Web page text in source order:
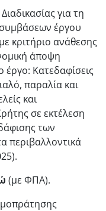
για τη
έργου
κριτήριο ανάθεσης
άποψη
Κατεδαφίσεις
παραλία και
και
σε εκτέλεση
των
περιβαλλοντικά
(με ΦΠΑ).